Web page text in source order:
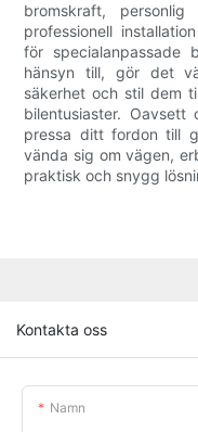
bromskraft,
professionell
för
hänsyn till, gör det
säkerhet och stil dem
bilentusiaster.
pressa ditt fordon till
vända sig om vägen,
praktisk och snygg
Kontakta oss
Namn